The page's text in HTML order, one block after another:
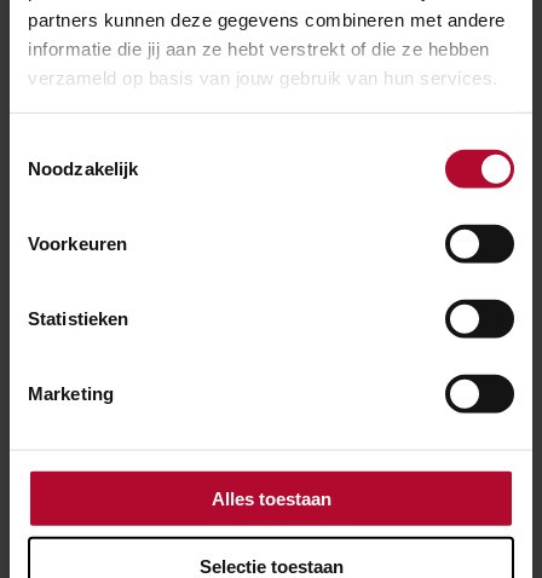
partners kunnen deze gegevens combineren met andere
informatie die jij aan ze hebt verstrekt of die ze hebben
verzameld op basis van jouw gebruik van hun services.
Noodzakelijk
Voorkeuren
Statistieken
Marketing
Alles toestaan
Selectie toestaan
BIJGEWERKT
Defect spoor bij Abcoude hersteld
20 mei 2026